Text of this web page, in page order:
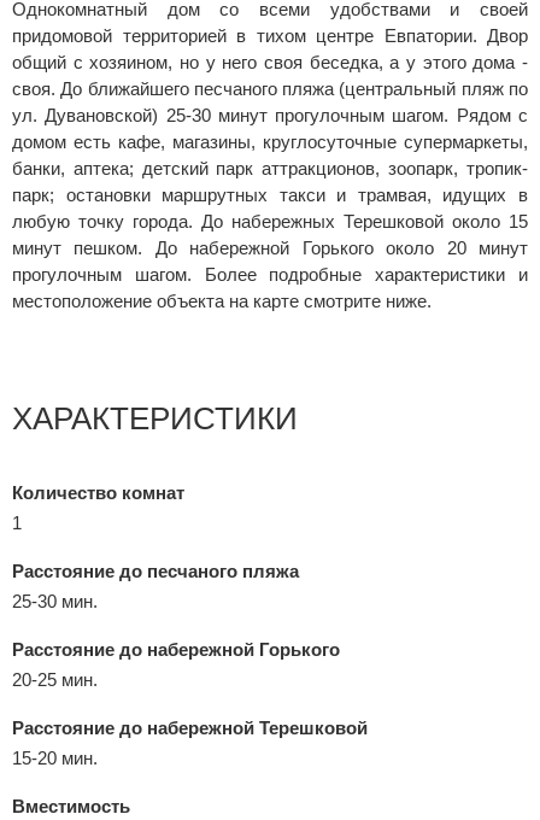
Однокомнатный дом со всеми удобствами и своей
придомовой территорией в тихом центре Евпатории. Двор
общий с хозяином, но у него своя беседка, а у этого дома -
своя. До ближайшего песчаного пляжа (центральный пляж по
ул. Дувановской) 25-30 минут прогулочным шагом. Рядом с
домом есть кафе, магазины, круглосуточные супермаркеты,
банки, аптека; детский парк аттракционов, зоопарк, тропик-
парк; остановки маршрутных такси и трамвая, идущих в
любую точку города. До набережных Терешковой около 15
минут пешком. До набережной Горького около 20 минут
прогулочным шагом. Более подробные характеристики и
местоположение объекта на карте смотрите ниже.
ХАРАКТЕРИСТИКИ
Количество комнат
1
Расстояние до песчаного пляжа
25-30 мин.
Расстояние до набережной Горького
20-25 мин.
Расстояние до набережной Терешковой
15-20 мин.
Вместимость